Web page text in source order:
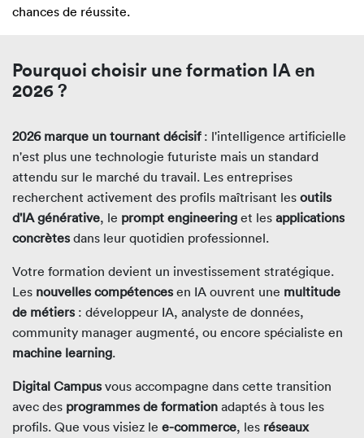
chances de réussite.
Pourquoi choisir une formation IA en
2026 ?
2026 marque un tournant décisif: l'intelligence artificielle
n'est plus une technologie futuriste mais un standard
attendu sur le marché du travail. Les entreprises
recherchent activement des profils maîtrisant les outils
d'IA générative, le prompt engineering et les applications
concrètesdans leur quotidien professionnel.
Votre formation devient un investissement stratégique.
Les nouvelles compétencesen IA ouvrent une multitude
de métiers: développeur IA, analyste de données,
community manager augmenté, ou encore spécialiste en
machine learning.
Digital Campusvous accompagne dans cette transition
avec des programmes de formation adaptés à tous les
profils. Que vous visiez le e-commerce, les réseaux